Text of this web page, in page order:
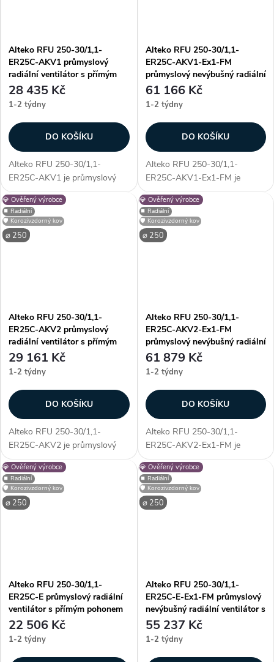
Alteko RFU 250-30/1,1-
ER25C-AKV1 průmyslový
radiální ventilátor s přímým
pohonem AC
28 435 Kč
1-2 týdny
DO KOŠÍKU
Alteko RFU 250-30/1,1-
ER25C-AKV1 je průmyslový
radiální ventilátor s přímým
pohonem AC, určený pro
profesionální využití. Vyniká
především unikátností
konstrukce - díky...
Alteko RFU 250-30/1,1-
ER25C-AKV1-Ex1-FM
průmyslový nevýbušný radiální
ventilátor s přímým pohonem
AC
61 166 Kč
1-2 týdny
DO KOŠÍKU
Alteko RFU 250-30/1,1-
ER25C-AKV1-Ex1-FM je
průmyslový nevýbušný radiální
ventilátor s přímým pohonem
AC, určený pro profesionální
využití. Vyniká především
unikátností...
💎 Ověřený výrobce
⌀ 250
⏹️ Radiální
🛡️ Korozivzdorný kov
Alteko RFU 250-30/1,1-
ER25C-AKV2 průmyslový
radiální ventilátor s přímým
pohonem AC
29 161 Kč
1-2 týdny
DO KOŠÍKU
Alteko RFU 250-30/1,1-
ER25C-AKV2 je průmyslový
radiální ventilátor s přímým
pohonem AC, určený pro
profesionální využití. Vyniká
především unikátností
konstrukce - díky...
💎 Ověřený výrobce
⌀ 250
⏹️ Radiální
🛡️ Korozivzdorný kov
Alteko RFU 250-30/1,1-
ER25C-AKV2-Ex1-FM
průmyslový nevýbušný radiální
ventilátor s přímým pohonem
AC
61 879 Kč
1-2 týdny
DO KOŠÍKU
Alteko RFU 250-30/1,1-
ER25C-AKV2-Ex1-FM je
průmyslový nevýbušný radiální
ventilátor s přímým pohonem
AC, určený pro profesionální
využití. Vyniká především
unikátností...
💎 Ověřený výrobce
⌀ 250
⏹️ Radiální
🛡️ Korozivzdorný kov
Alteko RFU 250-30/1,1-
ER25C-E průmyslový radiální
ventilátor s přímým pohonem
AC
22 506 Kč
1-2 týdny
💎 Ověřený výrobce
⌀ 250
⏹️ Radiální
🛡️ Korozivzdorný kov
Alteko RFU 250-30/1,1-
ER25C-E-Ex1-FM průmyslový
nevýbušný radiální ventilátor s
přímým pohonem AC
55 237 Kč
1-2 týdny